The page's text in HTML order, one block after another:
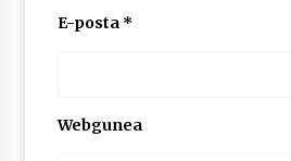
E-posta *
Webgunea